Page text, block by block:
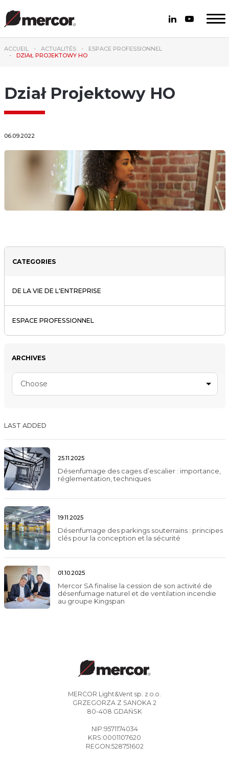
ACCUEIL ACTUALITÉS
ESPACE PROFESSIONNEL
DZIAŁ PROJEKTOWY HO
Dział Projektowy HO
06.09.2022
CATEGORIES
DE LA VIE DE L'ENTREPRISE
ESPACE PROFESSIONNEL
ARCHIVES
Choose
LAST ADDED
25.11.2025
Désenfumage des cages d’escalier : importance,
réglementation, techniques
19.11.2025
Désenfumage des parkings souterrains : principes
clés pour la conception et la sécurité
01.10.2025
Mercor SA finalise la cession de son activité de
désenfumage naturel et de ventilation incendie
au groupe Kingspan
MERCOR Light&Vent sp. z o.o.
GRZEGORZA Z SANOKA 2
80-408 GDAŃSK
NIP:9571174034
KRS:0001107620
REGON:528751602